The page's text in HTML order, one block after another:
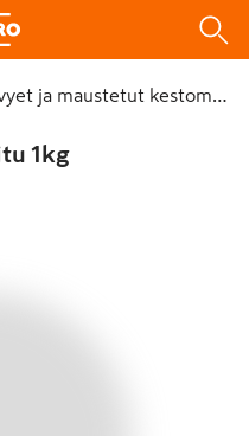
ja maustetut kestomakkarat
1kg